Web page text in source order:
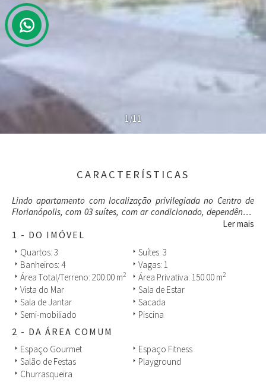
1/11
CARACTERÍSTICAS
Lindo apartamento com localização privilegiada no Centro de
Florianópolis, com 03 suítes, com ar condicionado, dependência
completa de serviço, espera para ar condicionado no living e nas
suítes, piso porcelanato, banheiros com bancadas de granito,
louças e metais nobres e box com vidro temperado, persianas
rolantes nas suítes e elétricas na suíte máster, armários
embutidos na cozinha e banheiros, sacada com churrasqueira, 02
vagas de garagem e hobby-box.
Condomínio com estrutura completa: sala de jogos; cinema;
espaço gourmet; estar social; pista de dança; passarela de
acesso; lavabos; jantar confraria; lounge externo; piscina infantil;
playground; - terraços com lounges; jardins; piscina adulto com
deck molhado e spa; bicicletário.
Ler mais
1 - DO IMÓVEL
arrow_right Quartos: 3 arrow_right Suítes: 3
arrow_right Banheiros: 4 arrow_right Vagas: 1
arrow_right Área Total/Terreno: 200.00 m2 arrow_right Área Privativa: 150.00 m2
arrow_right Vista do Mar arrow_right Sala de Estar
arrow_right Sala de Jantar arrow_right Sacada
arrow_right Semi-mobiliado arrow_right Piscina
2 - DA ÁREA COMUM
arrow_right Espaço Gourmet arrow_right Espaço Fitness
arrow_right Salão de Festas arrow_right Playground
arrow_right Churrasqueira